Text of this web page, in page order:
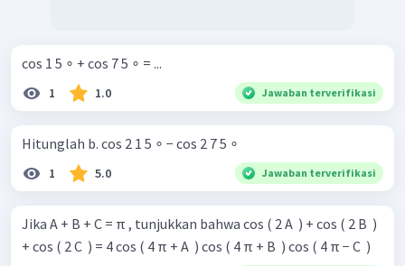
cos 1 5 ∘ + cos 7 5 ∘ = ...
1 1.0 Jawaban terverifikasi
Hitunglah b. cos 2 1 5 ∘ − cos 2 7 5 ∘
1 5.0 Jawaban terverifikasi
Jika A + B + C = π , tunjukkan bahwa cos ( 2 A ​ ) + cos ( 2 B ​ )
+ cos ( 2 C ​ ) = 4 cos ( 4 π + A ​ ) cos ( 4 π + B ​ ) cos ( 4 π − C ​ )